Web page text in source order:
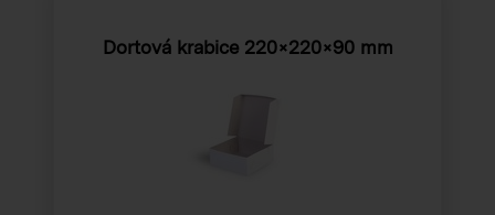
Dortová krabice 220×220×90 mm